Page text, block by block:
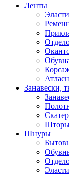
Ленты
Занавески,
Шнуры